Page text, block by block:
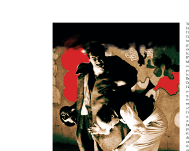
Vous êtes ici : Accueil
Le livre du
Les Auteurs
Jean-Claude